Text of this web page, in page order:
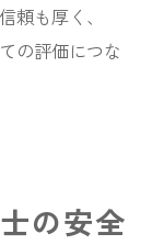
頼も厚く、
の評価につな
の安全